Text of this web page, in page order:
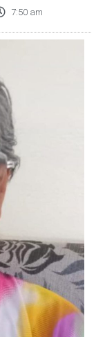
7:50 am